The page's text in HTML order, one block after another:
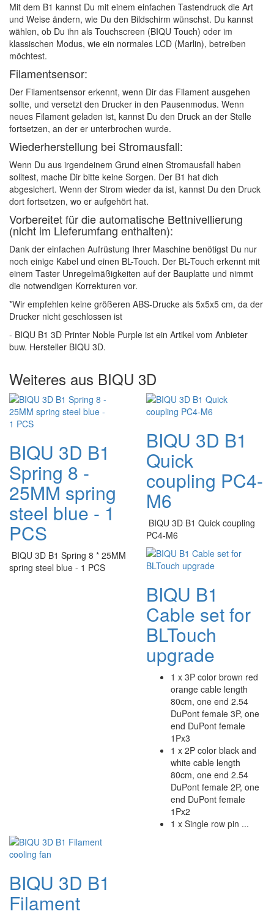
Mit dem B1 kannst Du mit einem einfachen Tastendruck die Art
und Weise ändern, wie Du den Bildschirm wünschst. Du kannst
wählen, ob Du ihn als Touchscreen (BIQU Touch) oder im
klassischen Modus, wie ein normales LCD (Marlin), betreiben
möchtest.
Filamentsensor:
Der Filamentsensor erkennt, wenn Dir das Filament ausgehen
sollte, und versetzt den Drucker in den Pausenmodus. Wenn
neues Filament geladen ist, kannst Du den Druck an der Stelle
fortsetzen, an der er unterbrochen wurde.
Wiederherstellung bei Stromausfall:
Wenn Du aus irgendeinem Grund einen Stromausfall haben
solltest, mache Dir bitte keine Sorgen. Der B1 hat dich
abgesichert. Wenn der Strom wieder da ist, kannst Du den Druck
dort fortsetzen, wo er aufgehört hat.
Vorbereitet für die automatische Bettnivellierung
(nicht im Lieferumfang enthalten):
Dank der einfachen Aufrüstung Ihrer Maschine benötigst Du nur
noch einige Kabel und einen BL-Touch. Der BL-Touch erkennt mit
einem Taster Unregelmäßigkeiten auf der Bauplatte und nimmt
die notwendigen Korrekturen vor.
*Wir empfehlen keine größeren ABS-Drucke als 5x5x5 cm, da der
Drucker nicht geschlossen ist
- BIQU B1 3D Printer Noble Purple ist ein Artikel vom Anbieter
buw. Hersteller BIQU 3D.
Weiteres aus BIQU 3D
BIQU 3D B1
Spring 8 -
25MM spring
steel blue - 1
PCS
BIQU 3D B1 Spring 8 * 25MM
spring steel blue - 1 PCS
BIQU 3D B1
Quick
coupling PC4-
M6
BIQU 3D B1 Quick coupling
PC4-M6
BIQU B1
Cable set for
BLTouch
upgrade
1 x 3P color brown red
orange cable length
80cm, one end 2.54
DuPont female 3P, one
end DuPont female
1Px3
1 x 2P color black and
white cable length
80cm, one end 2.54
DuPont female 2P, one
end DuPont female
1Px2
1 x Single row pin ...
BIQU 3D B1
Filament